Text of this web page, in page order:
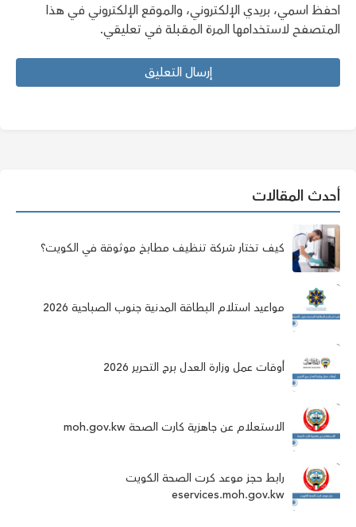
احفظ اسمي، بريدي الإلكتروني، والموقع الإلكتروني في هذا
المتصفح لاستخدامها المرة المقبلة في تعليقي.
أحدث المقالات
كيف تختار شركة تنظيف مطابخ موثوقة في الكويت؟
مواعيد استلام البطاقة المدنية جنوب الصباحية 2026
أوقات عمل وزارة العدل برج التحرير 2026
الاستعلام عن جاهزية كارت الصحة moh.gov.kw
رابط حجز موعد كرت الصحة الكويت
eservices.moh.gov.kw